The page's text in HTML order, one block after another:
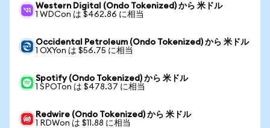
Western Digital (Ondo Tokenized) から 米ドル
1 WDCon は $462.86 に相当
Occidental Petroleum (Ondo Tokenized) から 米ドル
1 OXYon は $56.75 に相当
Spotify (Ondo Tokenized) から 米ドル
1 SPOTon は $478.37 に相当
Redwire (Ondo Tokenized) から 米ドル
1 RDWon は $11.88 に相当